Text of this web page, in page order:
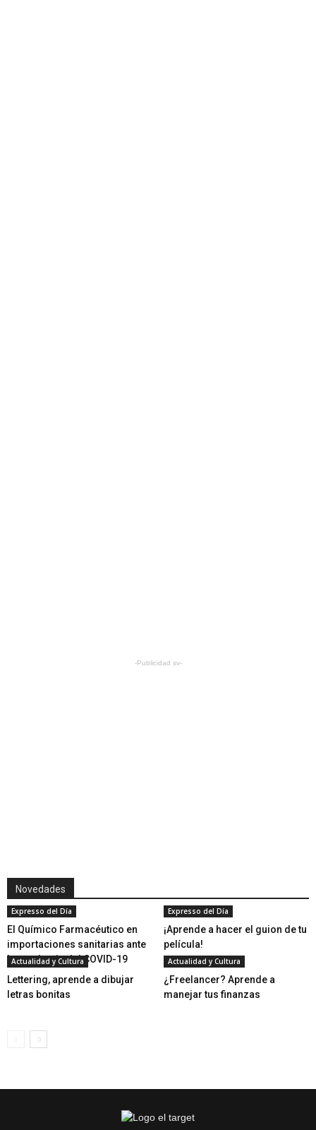
-Publicidad sv-
Novedades
Expresso del Día
El Químico Farmacéutico en
importaciones sanitarias ante
la pandemia del COVID-19
Expresso del Día
¡Aprende a hacer el guion de tu
película!
Actualidad y Cultura
Lettering, aprende a dibujar
letras bonitas
Actualidad y Cultura
¿Freelancer? Aprende a
manejar tus finanzas